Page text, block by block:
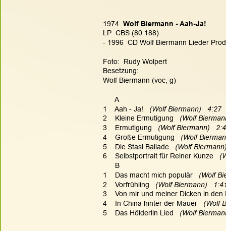
1974 Wolf Biermann - Aah-Ja!
LP  CBS (80 188)
- 1996  CD Wolf Biermann Lieder
Foto:  Rudy Wolpert
Besetzung:
Wolf Biermann (voc, g)
      A
1    Aah - Ja!
   (Wolf Biermann)   4:27
2    Kleine Ermutigung
(Wolf
3    Ermutigung
(Wolf Biermann)
4    Große Ermutigung
(Wolf
5    Die Stasi Ballade
(Wolf
6    Selbstportrait für Reiner Kunze
      B
1    Das macht mich populär
(Wolf
2    Vorfrühling
(Wolf Biermann)
3    Von mir und meiner Dicken in den
4    In China hinter der Mauer
(Wolf
5    Das Hölderlin Lied
(Wolf